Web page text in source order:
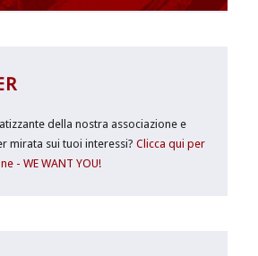
della nostra associazione e
mirata sui tuoi interessi?Clicca qui per
- WE WANT YOU!